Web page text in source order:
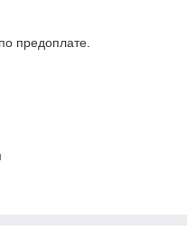
предоплате.